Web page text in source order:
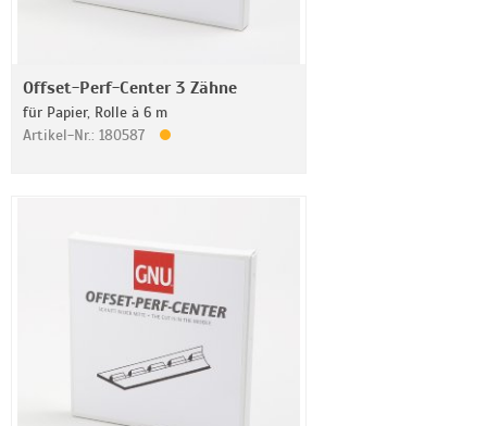
Offset-Perf-Center 3 Zähne
für Papier, Rolle à 6 m
Artikel-Nr.: 180587